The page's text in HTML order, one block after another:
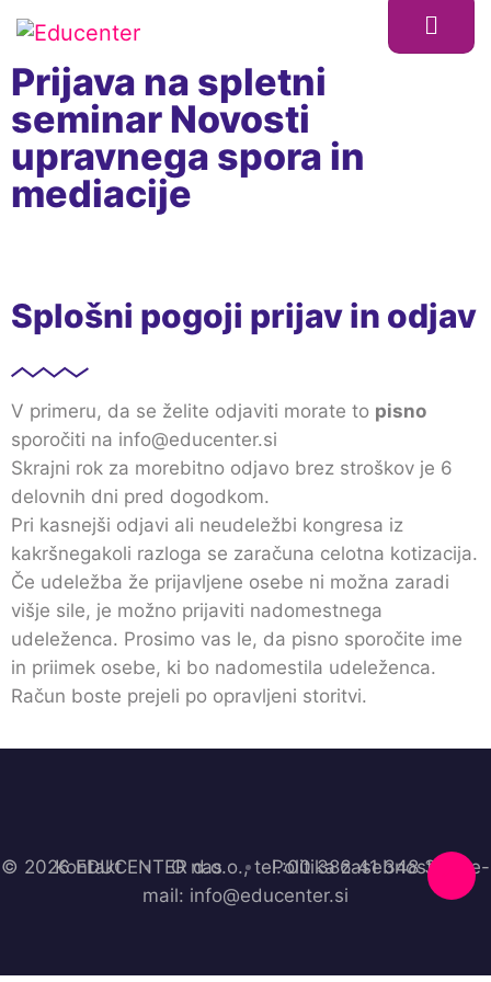
Prijava na spletni
seminar Novosti
upravnega spora in
mediacije
Splošni pogoji prijav in odjav
V primeru, da se želite odjaviti morate to pisno
sporočiti na info@educenter.si
Skrajni rok za morebitno odjavo brez stroškov je 6
delovnih dni pred dogodkom.
Pri kasnejši odjavi ali neudeležbi kongresa iz
kakršnegakoli razloga se zaračuna celotna kotizacija.
Če udeležba že prijavljene osebe ni možna zaradi
višje sile, je možno prijaviti nadomestnega
udeleženca. Prosimo vas le, da pisno sporočite ime
in priimek osebe, ki bo nadomestila udeleženca.
Račun boste prejeli po opravljeni storitvi.
Kontakt O nas Politika zasebnosti
© 2026 EDUCENTER d.o.o., tel.:00 386 41 348 364, e-
mail: info@educenter.si